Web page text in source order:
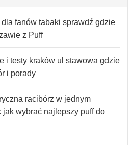
fanów tabaki sprawdź gdzie
z Puff
i testy kraków ul stawowa gdzie
i porady
racibórz w jednym
jak wybrać najlepszy puff do